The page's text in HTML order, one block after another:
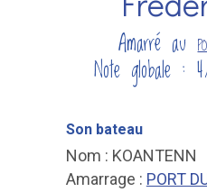
Amarré au
Note globale :
Son bateau
Nom : KOANTENN
Amarrage : PORT